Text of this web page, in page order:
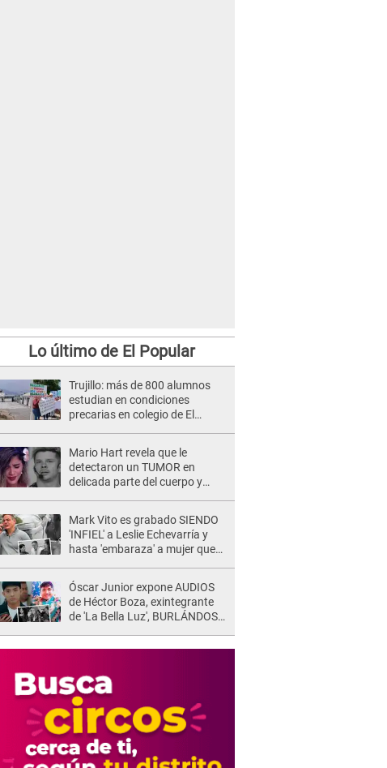
Lo último de El Popular
Trujillo: más de 800 alumnos
estudian en condiciones
precarias en colegio de El
Mario Hart revela que le
detectaron un TUMOR en
delicada parte del cuerpo y
Mark Vito es grabado SIENDO
'INFIEL' a Leslie Echevarría y
hasta 'embaraza' a mujer que
desgraciado! "
Óscar Junior expone AUDIOS
de Héctor Boza, exintegrante
de 'La Bella Luz', BURLÁNDOSE